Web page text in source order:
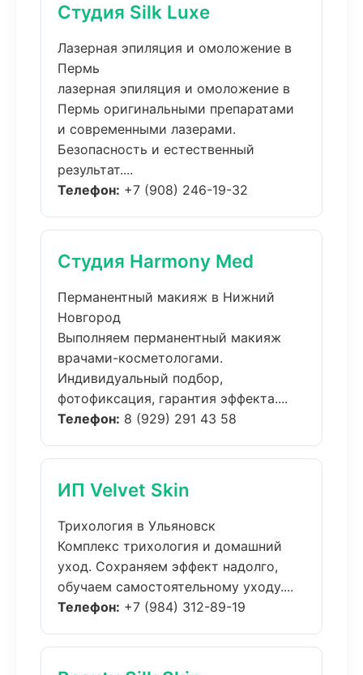
Студия Silk Luxe
Лазерная эпиляция и омоложение в
Пермь
лазерная эпиляция и омоложение в
Пермь оригинальными препаратами
и современными лазерами.
Безопасность и естественный
результат....
Телефон: +7 (908) 246-19-32
Студия Harmony Med
Перманентный макияж в Нижний
Новгород
Выполняем перманентный макияж
врачами-косметологами.
Индивидуальный подбор,
фотофиксация, гарантия эффекта....
Телефон: 8 (929) 291 43 58
ИП Velvet Skin
Трихология в Ульяновск
Комплекс трихология и домашний
уход. Сохраняем эффект надолго,
обучаем самостоятельному уходу....
Телефон: +7 (984) 312-89-19